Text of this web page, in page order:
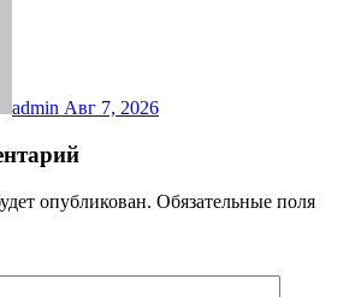
admin Авг 7, 2026
опубликован. Обязательные поля